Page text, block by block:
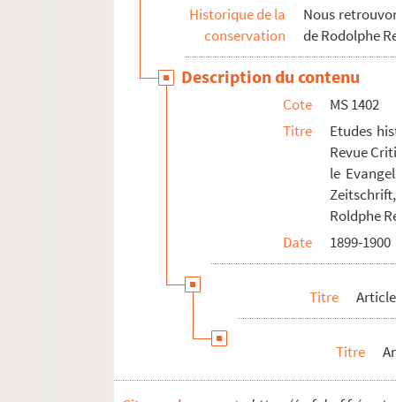
MS 1413-1417. "Critiques de mes travaux"
Historique de la
conservation
Nous
de Rodolphe
Description du contenu
Cote
MS 1402
Titre
Etudes
Revue
le
Roldphe
Date
1899-1900
Titre
Titre